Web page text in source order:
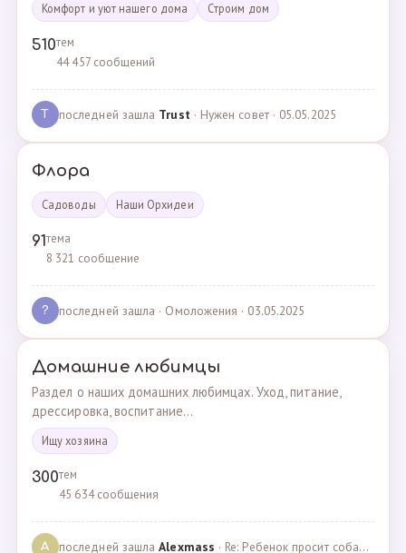
Комфорт и уют нашего дома Cтроим дом
510тем
44 457 сообщений
T последней зашла Trust · Нужен совет · 05.05.2025
Флора
Садоводы Наши Орхидеи
91тема
8 321 сообщение
? последней зашла · Омоложения · 03.05.2025
Домашние любимцы
Раздел о наших домашних любимцах. Уход, питание,
дрессировка, воспитание...
Ищу хозяина
300тем
45 634 сообщения
A последней зашлаAlexmass · Re: Ребенок просит собаку, посоветуйте какую породу… · 30.03.2025